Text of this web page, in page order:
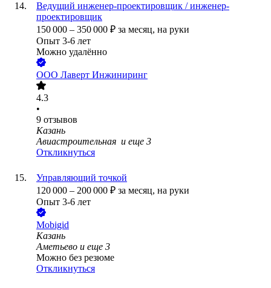
Ведущий инженер-проектировщик / инженер-
проектировщик
150 000 – 350 000 ₽ за месяц, на руки
Опыт 3-6 лет
Можно удалённо
ООО Лаверт Инжиниринг
4.3
•
9 отзывов
Казань
Авиастроительная и еще 3
Откликнуться
Управляющий точкой
120 000 – 200 000 ₽ за месяц, на руки
Опыт 3-6 лет
Mobigid
Казань
Аметьево и еще 3
Можно без резюме
Откликнуться